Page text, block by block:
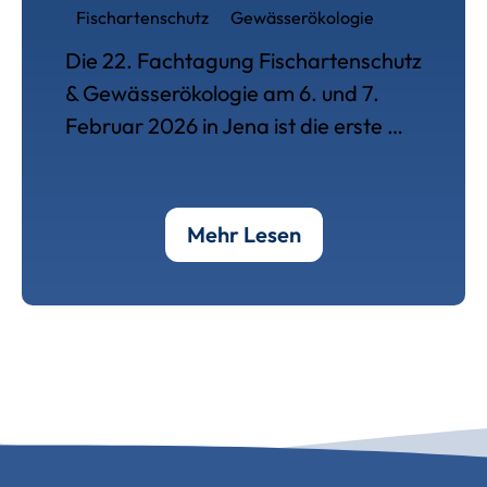
Fischartenschutz Gewässerökologie
Die 22. Fachtagung Fischartenschutz
& Gewässerökologie am 6. und 7.
Februar 2026 in Jena ist die erste …
Mehr LesenÜber 22.